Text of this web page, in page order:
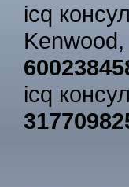
icq
icq